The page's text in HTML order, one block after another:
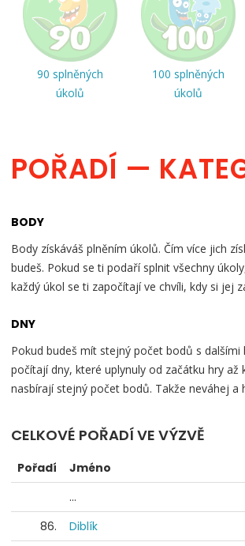
90 splněných
úkolů
100 splněných
úkolů
POŘADÍ —
BODY
Body získáváš plněním úkolů. Čím více jich
budeš. Pokud se ti podaří splnit všechny
každý úkol se ti započítají ve chvíli, kdy si jej
DNY
Pokud budeš mít stejný počet bodů s dalšími
počítají dny, které uplynuly od začátku hry
nasbírají stejný počet bodů. Takže neváhej a
CELKOVÉ POŘADÍ VE VÝZVĚ
Pořadí Jméno
...
86.
Diblík